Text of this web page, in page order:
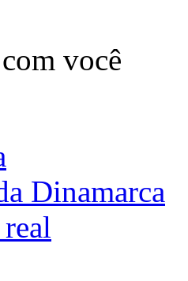
você
Dinamarca